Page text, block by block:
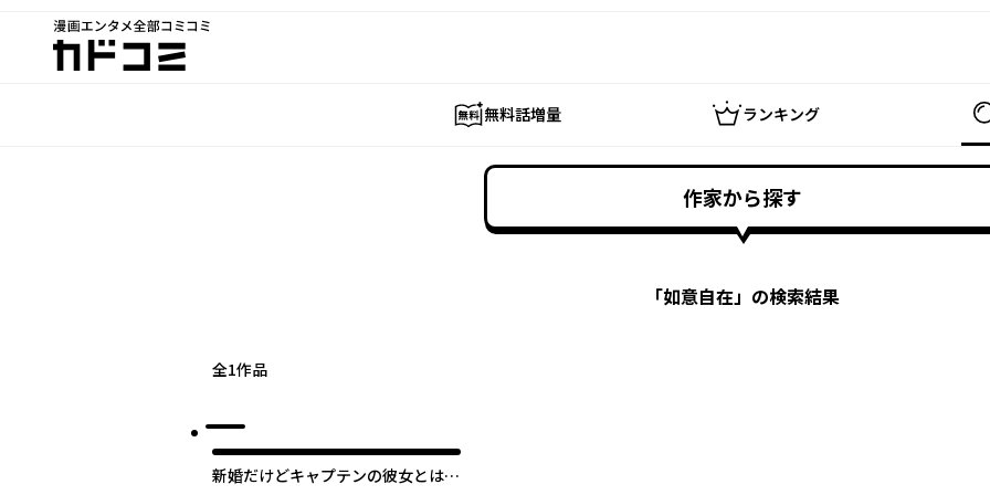
漫画エンタメ全部コミコミ
カドコミ
無料話増量 ランキング
作家から探す
「如意自在」の検索結果
全1作品
新婚だけどキャプテンの彼女とはま